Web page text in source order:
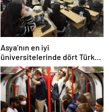
Asya’nın en iyi
üniversitelerinde dört Türk
okulu ilk 100’de